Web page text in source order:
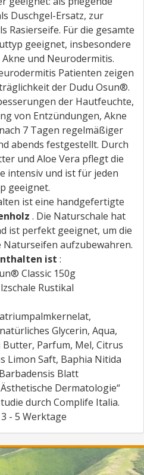
Duschgel-Ersatz, zur
Rasierseife. Für die gesamte
geeignet, insbesondere
und Neurodermitis.
Patienten zeigen
der Dudu Osun®.
der Hautfeuchte,
von Entzündungen, Akne
7 Tagen regelmäßiger
abends festgestellt. Durch
und Aloe Vera pflegt die
intensiv und ist für jeden
geeignet.
ist eine handgefertigte
. Die Naturschale hat
ist perfekt geeignet, um die
aufzubewahren.
ist :
Classic 150g
Rustikal
Glycerin, Aqua,
Parfum, Mel, Citrus
Limon Saft, Baphia Nitida
Blatt
Dermatologie“
durch Complife Italia.
- 5 Werktage